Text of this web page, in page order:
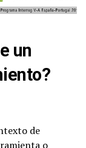
un
de
o